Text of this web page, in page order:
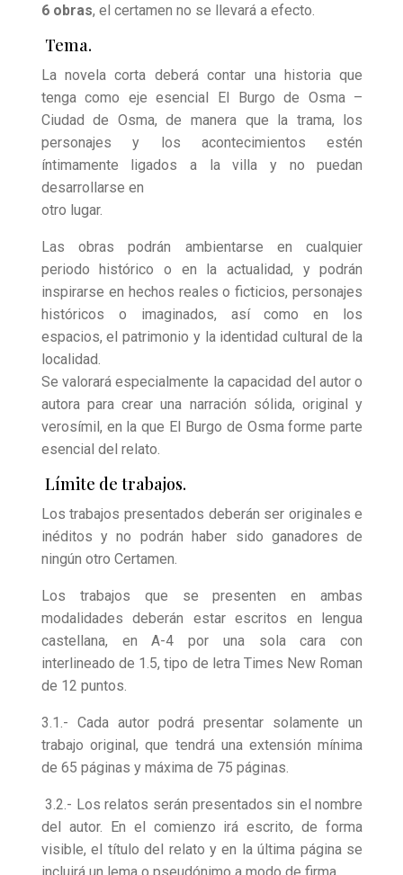
6 obras, el certamen no se llevará a efecto.
Tema.
La novela corta deberá contar una historia que
tenga como eje esencial El Burgo de Osma –
Ciudad de Osma, de manera que la trama, los
personajes y los acontecimientos estén
íntimamente ligados a la villa y no puedan
desarrollarse en
otro lugar.
Las obras podrán ambientarse en cualquier
periodo histórico o en la actualidad, y podrán
inspirarse en hechos reales o ficticios, personajes
históricos o imaginados, así como en los
espacios, el patrimonio y la identidad cultural de la
localidad.
Se valorará especialmente la capacidad del autor o
autora para crear una narración sólida, original y
verosímil, en la que El Burgo de Osma forme parte
esencial del relato.
Límite de trabajos.
Los trabajos presentados deberán ser originales e
inéditos y no podrán haber sido ganadores de
ningún otro Certamen.
Los trabajos que se presenten en ambas
modalidades deberán estar escritos en lengua
castellana, en A-4 por una sola cara con
interlineado de 1.5, tipo de letra Times New Roman
de 12 puntos.
3.1.- Cada autor podrá presentar solamente un
trabajo original, que tendrá una extensión mínima
de 65 páginas y máxima de 75 páginas.
3.2.- Los relatos serán presentados sin el nombre
del autor. En el comienzo irá escrito, de forma
visible, el título del relato y en la última página se